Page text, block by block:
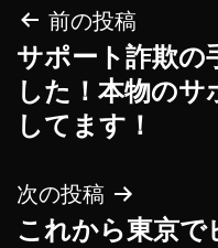
投
稿
ナ
ビ
ゲ
前の投稿
サポート詐欺の
した！本物の
してます！
次の投稿
これから東京